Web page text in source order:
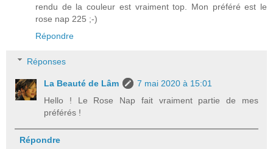
rendu de la couleur est vraiment top. Mon préféré est le
rose nap 225 ;-)
Répondre
Réponses
La Beauté de Lâm
7 mai 2020 à 15:01
Hello ! Le Rose Nap fait vraiment partie de mes
préférés !
Répondre